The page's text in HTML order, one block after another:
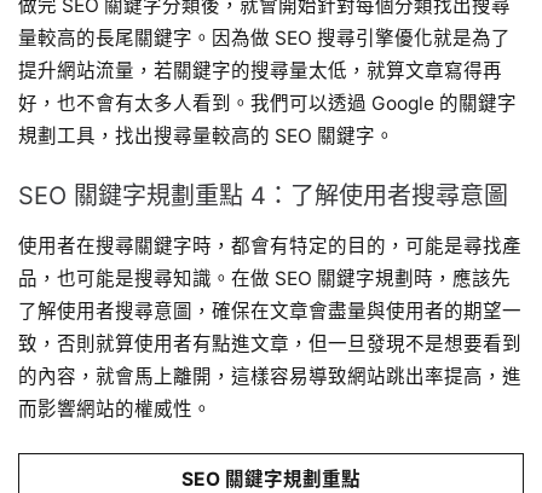
做完 SEO 關鍵字分類後，就會開始針對每個分類找出搜尋
量較高的長尾關鍵字。因為做 SEO 搜尋引擎優化就是為了
提升網站流量，若關鍵字的搜尋量太低，就算文章寫得再
好，也不會有太多人看到。我們可以透過 Google 的關鍵字
規劃工具，找出搜尋量較高的 SEO 關鍵字。
SEO 關鍵字規劃重點 4：了解使用者搜尋意圖
使用者在搜尋關鍵字時，都會有特定的目的，可能是尋找產
品，也可能是搜尋知識。在做 SEO 關鍵字規劃時，應該先
了解使用者搜尋意圖，確保在文章會盡量與使用者的期望一
致，否則就算使用者有點進文章，但一旦發現不是想要看到
的內容，就會馬上離開，這樣容易導致網站跳出率提高，進
而影響網站的權威性。
SEO 關鍵字規劃重點